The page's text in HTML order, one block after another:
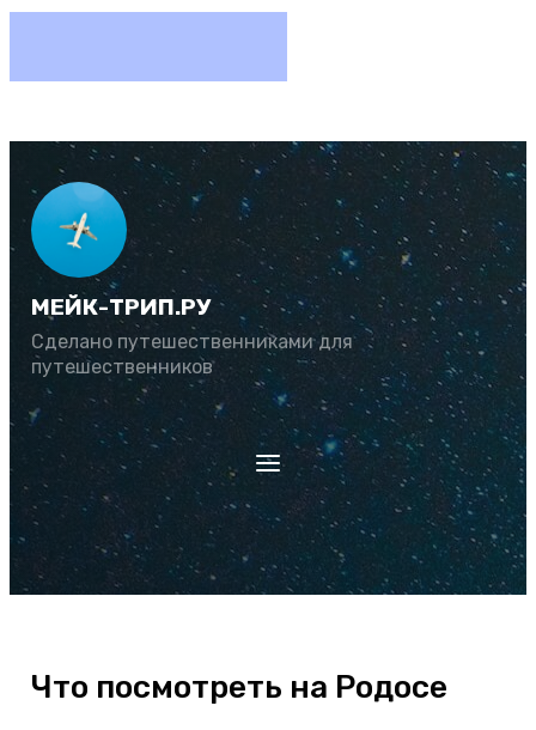
МЕЙК-ТРИП.РУ
Сделано путешественниками для
путешественников
Что посмотреть на Родосе